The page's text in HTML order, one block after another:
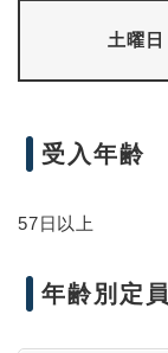
土曜日
受入年齢
57日以上
年齢別定員